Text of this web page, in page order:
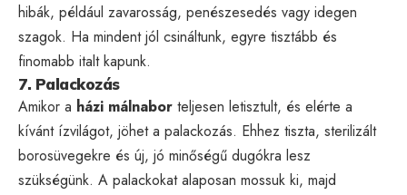
hibák, például zavarosság, penészesedés vagy idegen
szagok. Ha mindent jól csináltunk, egyre tisztább és
finomabb italt kapunk.
7. Palackozás
Amikor a házi málnabor teljesen letisztult, és elérte a
kívánt ízvilágot, jöhet a palackozás. Ehhez tiszta, sterilizált
borosüvegekre és új, jó minőségű dugókra lesz
szükségünk. A palackokat alaposan mossuk ki, majd